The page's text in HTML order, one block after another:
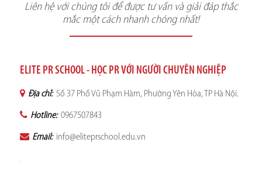
Liên hệ với chúng tôi để được tư vấn và giải đáp thắc
mắc một cách nhanh chóng nhất!
ELITE PR SCHOOL - HỌC PR VỚI NGƯỜI CHUYÊN NGHIỆP
Địa chỉ: Số 37 Phố Vũ Phạm Hàm, Phường Yên Hòa, TP Hà Nội.
Hotline: 0967507843
Email: info@eliteprschool.edu.vn